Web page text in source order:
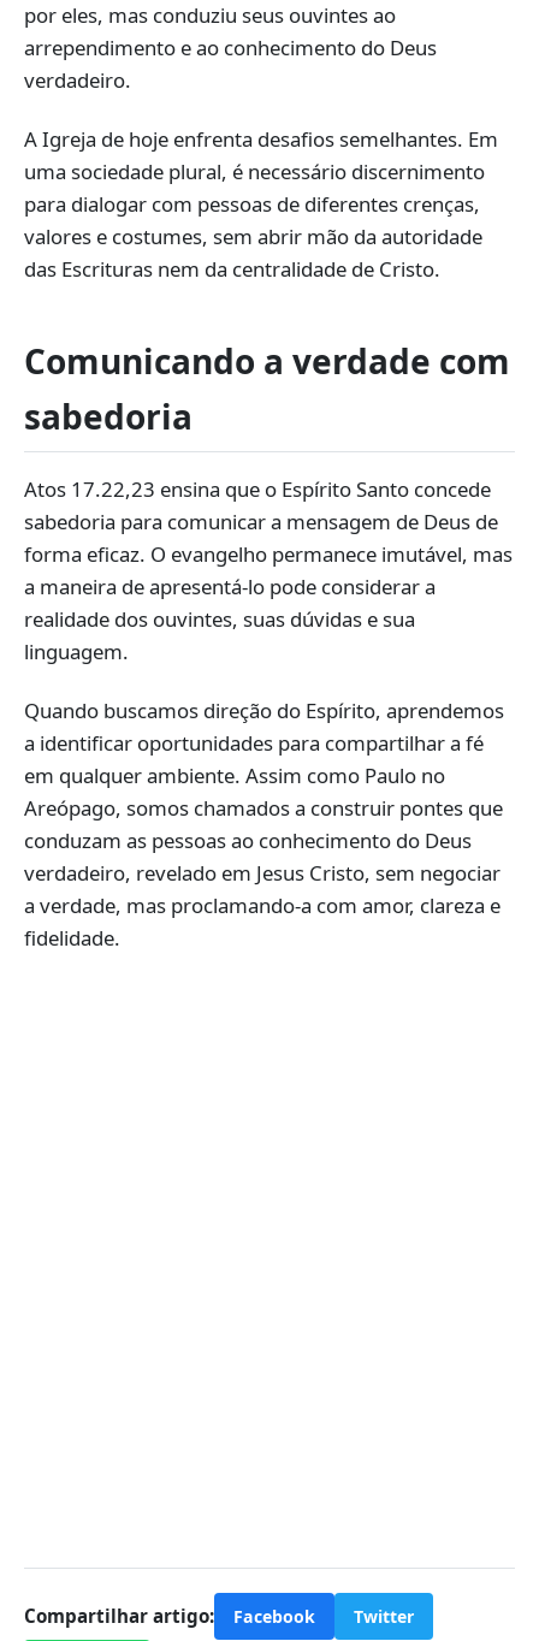
por eles, mas conduziu seus ouvintes ao
arrependimento e ao conhecimento do Deus
verdadeiro.
A Igreja de hoje enfrenta desafios semelhantes. Em
uma sociedade plural, é necessário discernimento
para dialogar com pessoas de diferentes crenças,
valores e costumes, sem abrir mão da autoridade
das Escrituras nem da centralidade de Cristo.
Comunicando a verdade com
sabedoria
Atos 17.22,23 ensina que o Espírito Santo concede
sabedoria para comunicar a mensagem de Deus de
forma eficaz. O evangelho permanece imutável, mas
a maneira de apresentá-lo pode considerar a
realidade dos ouvintes, suas dúvidas e sua
linguagem.
Quando buscamos direção do Espírito, aprendemos
a identificar oportunidades para compartilhar a fé
em qualquer ambiente. Assim como Paulo no
Areópago, somos chamados a construir pontes que
conduzam as pessoas ao conhecimento do Deus
verdadeiro, revelado em Jesus Cristo, sem negociar
a verdade, mas proclamando-a com amor, clareza e
fidelidade.
Compartilhar artigo: Facebook Twitter